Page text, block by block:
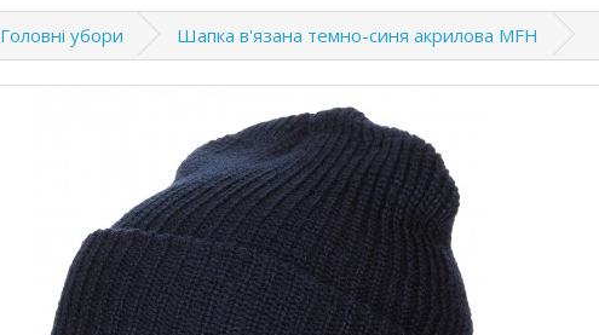
Головні убори Шапка в'язана темно-синя акрилова MFH